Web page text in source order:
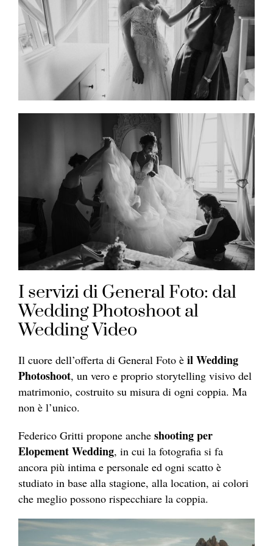
I servizi di General Foto: dal
Wedding Photoshoot al
Wedding Video
Il cuore dell’offerta di General Foto è il Wedding
Photoshoot, un vero e proprio storytelling visivo del
matrimonio, costruito su misura di ogni coppia. Ma
non è l’unico.
Federico Gritti propone anche shooting per
Elopement Wedding, in cui la fotografia si fa
ancora più intima e personale ed ogni scatto è
studiato in base alla stagione, alla location, ai colori
che meglio possono rispecchiare la coppia.